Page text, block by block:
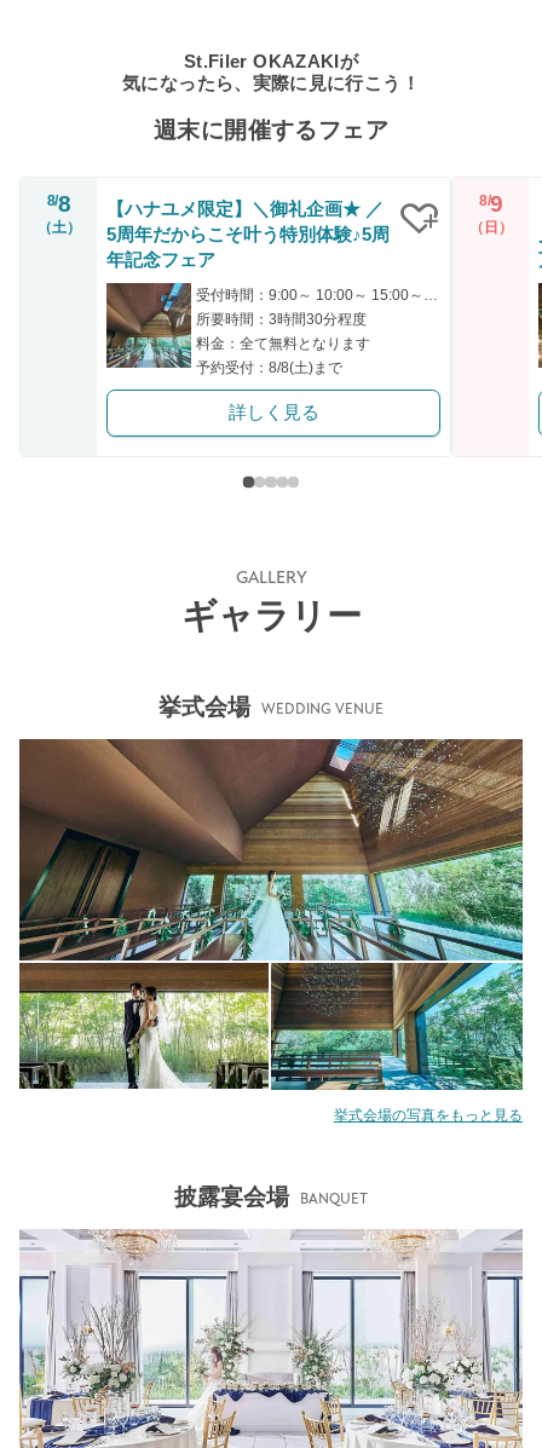
St.Filer OKAZAKIが
気になったら、実際に見に行こう！
週末に開催するフェア
8/8
（土）
【ハナユメ限定】＼御礼企画★ ／
5周年だからこそ叶う特別体験♪5周
年記念フェア
受付時間：9:00～ 10:00～ 15:00～ 16:00～ 17:00～
所要時間：3時間30分程度
料金：全て無料となります
予約受付：8/8(土)まで
詳しく見る
8/9
（日）
GALLERY
ギャラリー
挙式会場 WEDDING VENUE
挙式会場の写真をもっと見る
披露宴会場 BANQUET